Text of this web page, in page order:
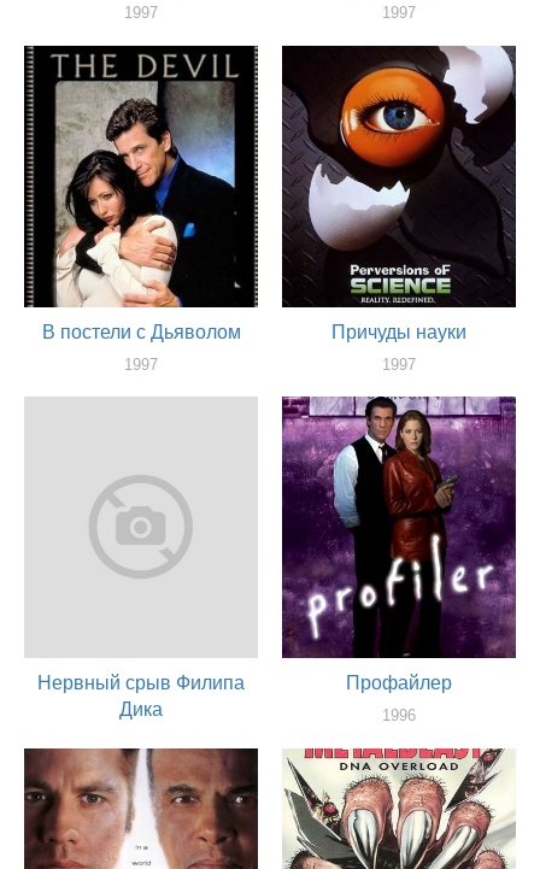
1997
1997
В постели с Дьяволом
1997
Причуды науки
1997
Нервный срыв Филипа
Дика
актер
Профайлер
1996